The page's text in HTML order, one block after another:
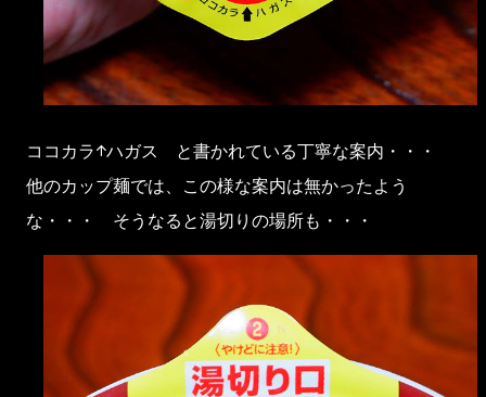
ココカラ↑ハガス と書かれている丁寧な案内・・・
他のカップ麺では、この様な案内は無かったよう
な・・・ そうなると湯切りの場所も・・・